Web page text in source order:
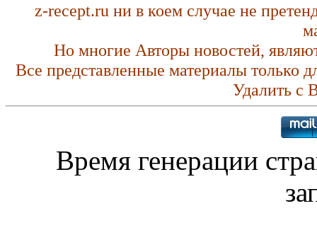
z-recept.ru ни в коем случае не
Но многие Авторы новостей,
Все представленные материалы только
Удалить с
Время генерации